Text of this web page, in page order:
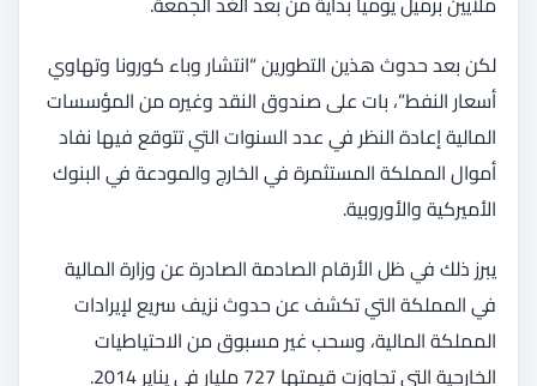
لكن بعد حدوث هذين التطورين “انتشار وباء كورونا وتهاوي
أسعار النفط”، بات على صندوق النقد وغيره من المؤسسات
المالية إعادة النظر في عدد السنوات التي تتوقع فيها نفاد
أموال المملكة المستثمرة في الخارج والمودعة في البنوك
الأميركية والأوروبية.
يبرز ذلك في ظل الأرقام الصادمة الصادرة عن وزارة المالية
في المملكة التي تكشف عن حدوث نزيف سريع لإيرادات
المملكة المالية، وسحب غير مسبوق من الاحتياطيات
الخارجية التي تجاوزت قيمتها 727 مليار في يناير 2014.